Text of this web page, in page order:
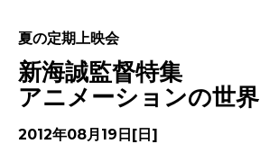
夏の定期上映会
新海誠監督特集
アニメーションの世界
2012年08月19日[日]